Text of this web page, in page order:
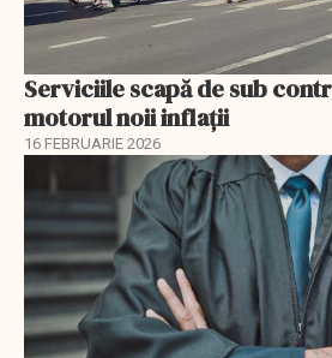
Serviciile scapă de sub
motorul noii inflații
16 FEBRUARIE 2026